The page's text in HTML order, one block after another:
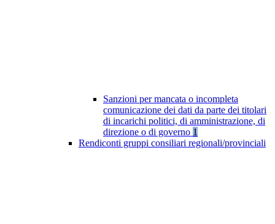
Sanzioni per mancata o incompleta
comunicazione dei dati da parte dei titolari
di incarichi politici, di amministrazione, di
direzione o di governo 1
Rendiconti gruppi consiliari regionali/provinciali